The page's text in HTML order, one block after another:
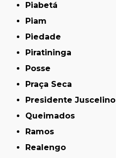
Piabetá
Piam
Piedade
Piratininga
Posse
Praça Seca
Presidente Juscelino
Queimados
Ramos
Realengo